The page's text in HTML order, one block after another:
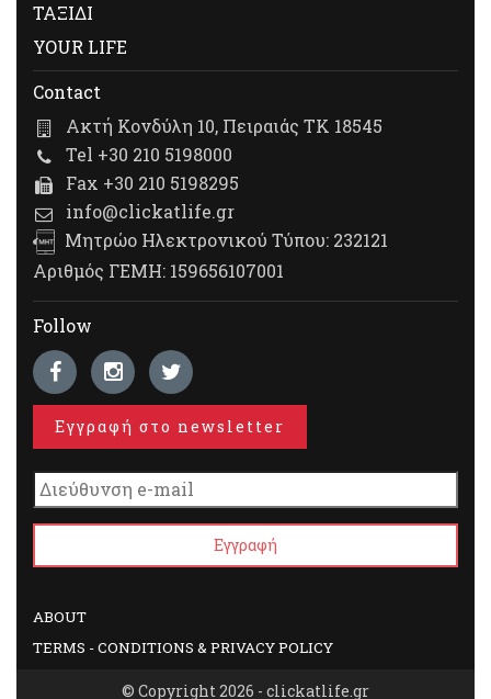
ΤΑΞΙΔΙ
YOUR LIFE
Contact
Ακτή Κονδύλη 10, Πειραιάς ΤΚ 18545
Tel +30 210 5198000
Fax +30 210 5198295
info@clickatlife.gr
Μητρώο Ηλεκτρονικού Τύπου: 232121
Αριθμός ΓΕΜΗ: 159656107001
Follow
Εγγραφή στο newsletter
ABOUT
TERMS - CONDITIONS & PRIVACY POLICY
© Copyright 2026 - clickatlife.gr